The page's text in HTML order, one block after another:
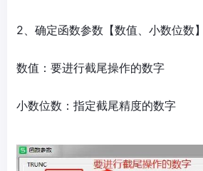
2、确定函数参数【数值、小数位数】
数值：要进行截尾操作的数字
小数位数：指定截尾精度的数字